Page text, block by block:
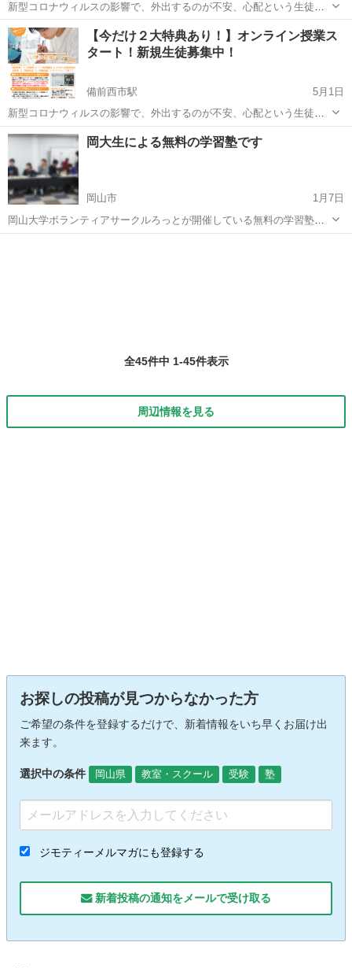
新型コロナウィルスの影響で、外出するのが不安、心配という生徒の
皆さん向けに、オンライン授業をスタートしました！ パソコン、スマ
ホ、タブレットから岡山県内どこからでも受講できます。 講師１人に
対して、生徒２人までの個別授業...
岡山 高梁市 塾 オンライン
【今だけ２大特典あり！】オンライン授業ス
タート！新規生徒募集中！
備前西市駅
5月1日
新型コロナウィルスの影響で、外出するのが不安、心配という生徒の
皆さん向けに、オンライン授業をスタートしました！ パソコン、スマ
ホ、タブレットから岡山県内どこからでも受講できます。 講師１人に
対して、生徒２人までの個別授業...
岡山 岡山市 備前西市駅 塾 オンライン
岡大生による無料の学習塾です
岡山市
1月7日
岡山大学ボランティアサークルろっとが開催している無料の学習塾で
す。 小学生から高校生の方を対象に勉強のサポートをしています。小
全45件中 1-45件表示
周辺情報を見る
お探しの投稿が見つからなかった方
ご希望の条件を登録するだけで、新着情報をいち早くお届け出
来ます。
選択中の条件 岡山県 教室・スクール 受験 塾
ジモティーメルマガにも登録する
新着投稿の通知をメールで受け取る